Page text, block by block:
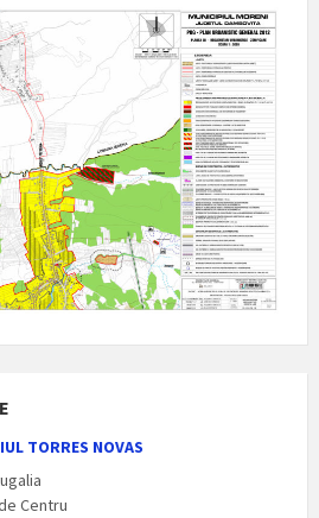
TORRES NOVAS
Centru